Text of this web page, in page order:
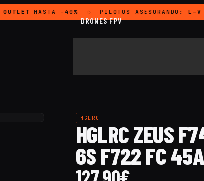
OUTLETHASTA -40% PILOTOS ASESORANDO: L–V
DRONES FPV
HGLRC
HGLRC ZEUS
6S F722 FC